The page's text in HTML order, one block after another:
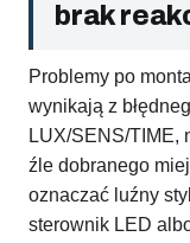
brak
Problemy po
wynikają z
LUX/SENS/TIME,
źle dobranego
oznaczać luźny
sterownik LED